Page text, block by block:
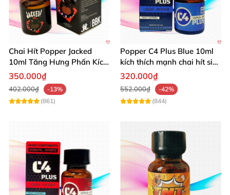
Chai Hít Popper Jacked
10ml Tăng Hưng Phấn Kích
Thích Mạnh Mẽ
350.000₫
402.000₫
-13%
(861)
Popper C4 Plus Blue 10ml
kích thích mạnh chai hít siêu
đỉnh
320.000₫
552.000₫
-42%
(844)